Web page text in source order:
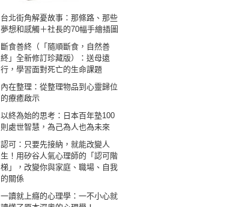
台北街角解憂故事：那條路、那些
夢想和感觸＋社長的70幅手繪插圖
斷食善終（「隨順斷食，自然善
終」全新修訂珍藏版）：送母遠
行，學習面對死亡的生命課題
內在整理：從整理物品到心靈歸位
的療癒啟示
以終為始的思考：日本百年塾100
則處世智慧，為己為人也為未來
認可：只要先接納，就能改變人
生！用矽谷人氣心理師的「認可階
梯」，改變你與家庭、職場、自我
的關係
一讀就上癮的心理學：一不小心就